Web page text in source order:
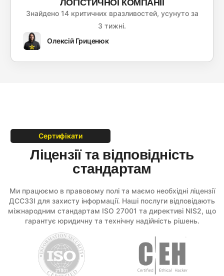
ЛОГІСТИЧНОЇ КОМПАНІЇ
Знайдено 14 критичних вразливостей, усунуто за
3 тижні.
Олексій Гриценюк
Сертифікати
Ліцензії та відповідність
стандартам
Ми працюємо в правовому полі та маємо необхідні ліцензії
ДССЗЗІ для захисту інформації. Наші послуги відповідають
міжнародним стандартам ISO 27001 та директиві NIS2, що
гарантує юридичну та технічну надійність рішень.